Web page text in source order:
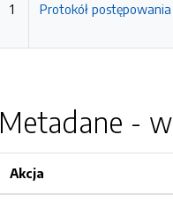
1 Protokół
Metadane -
Akcja